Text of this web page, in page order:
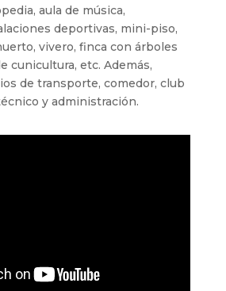
aula de música,
deportivas, mini-piso,
vivero, finca con árboles
cunicultura, etc. Además,
de transporte, comedor, club
y administración.